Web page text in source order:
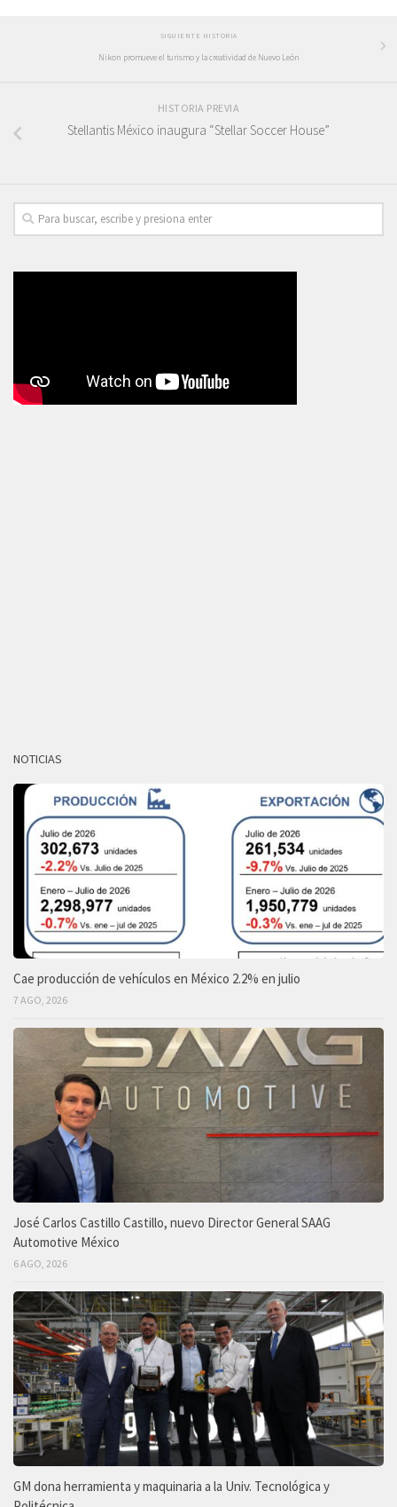
SIGUIENTE HISTORIA
Nikon promueve el turismo y la creatividad de Nuevo León
HISTORIA PREVIA
Stellantis México inaugura “Stellar Soccer House”
NOTICIAS
Cae producción de vehículos en México 2.2% en julio
7 AGO, 2026
José Carlos Castillo Castillo, nuevo Director General SAAG
Automotive México
6 AGO, 2026
GM dona herramienta y maquinaria a la Univ. Tecnológica y